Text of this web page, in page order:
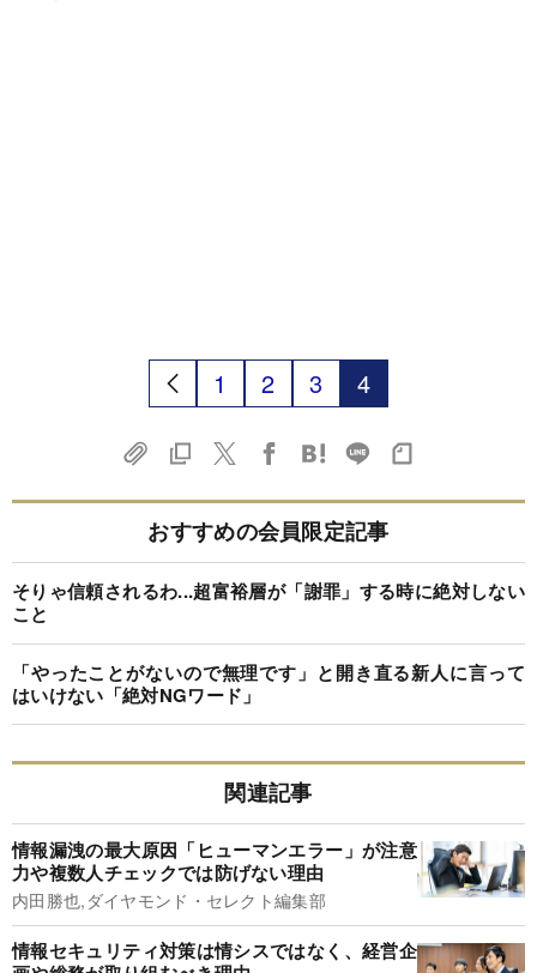
1 2 3 4
おすすめの会員限定記事
そりゃ信頼されるわ...超富裕層が「謝罪」する時に絶対しない
こと
「やったことがないので無理です」と開き直る新人に言って
はいけない「絶対NGワード」
関連記事
情報漏洩の最大原因「ヒューマンエラー」が注意
力や複数人チェックでは防げない理由
内田勝也,ダイヤモンド・セレクト編集部
情報セキュリティ対策は情シスではなく、経営企